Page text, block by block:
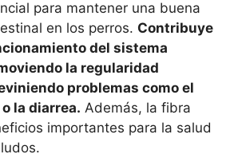
para mantener una buena
en los perros. Contribuye
del sistema
la regularidad
problemas como el
la diarrea. Además, la fibra
importantes para la salud